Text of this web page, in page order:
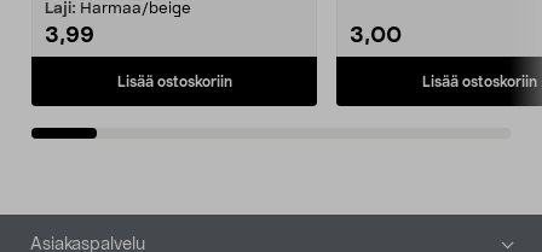
Laji: Harmaa/beige
3,99
Lisää ostoskoriin
3,00
Lisää ostoskoriin
Alatunniste
Asiakaspalvelu